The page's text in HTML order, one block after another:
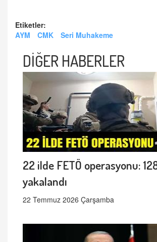
Etiketler:
AYM
CMK Seri Muhakeme
DİĞER HABERLER
22 ilde FETÖ operasyonu:
yakalandı
22 Temmuz 2026 Çarşamba